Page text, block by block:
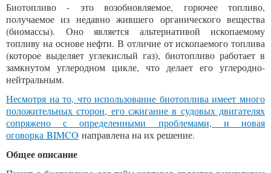
Биотопливо - это возобновляемое, горючее топливо,
получаемое из недавно жившего органического вещества
(биомассы). Оно является альтернативой ископаемому
топливу на основе нефти. В отличие от ископаемого топлива
(которое выделяет углекислый газ), биотопливо работает в
замкнутом углеродном цикле, что делает его углеродно-
нейтральным.
Несмотря на то, что использование биотоплива имеет много
положительных сторон, его сжигание в судовых двигателях
сопряжено с определенными проблемами, и новая
оговорка BIMCO направлена на их решение.
Общее описание